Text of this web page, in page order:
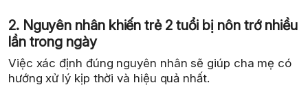
2. Nguyên nhân khiến trẻ 2 tuổi bị nôn trớ nhiều
lần trong ngày
Việc xác định đúng nguyên nhân sẽ giúp cha mẹ có
hướng xử lý kịp thời và hiệu quả nhất.